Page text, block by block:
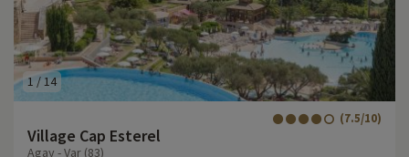
1 /14
Village Cap Esterel
(7.5/10)
Agay - Var (83)